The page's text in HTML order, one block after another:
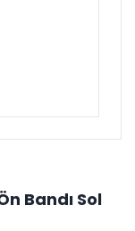
Bandı Sol